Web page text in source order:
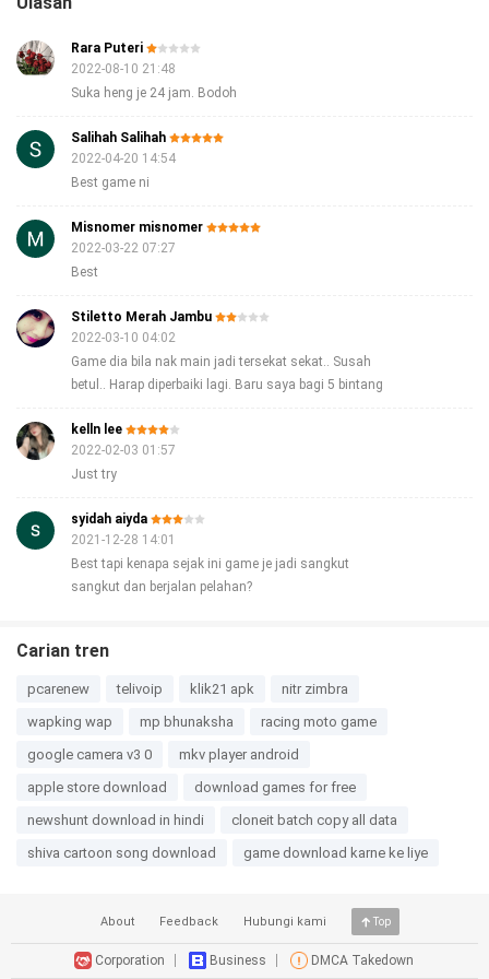
Rara Puteri
2022-08-10 21:48
Suka heng je 24 jam. Bodoh
Salihah Salihah
2022-04-20 14:54
Best game ni
Misnomer misnomer
2022-03-22 07:27
Best
Stiletto Merah Jambu
2022-03-10 04:02
Game dia bila nak main jadi tersekat sekat.. Susah
betul.. Harap diperbaiki lagi. Baru saya bagi 5 bintang
kelln lee
2022-02-03 01:57
Just try
syidah aiyda
2021-12-28 14:01
Best tapi kenapa sejak ini game je jadi sangkut
sangkut dan berjalan pelahan?
Carian tren
pcarenew telivoip klik21 apk
nitr zimbra
wapking wap
mp bhunaksha
racing moto game
google camera v3 0
mkv player android
apple store download
download games for free
newshunt download in hindi
cloneit batch copy all data
shiva cartoon song download
game download karne ke liye
About Feedback Hubungi kami Top
Corporation Business DMCA Takedown